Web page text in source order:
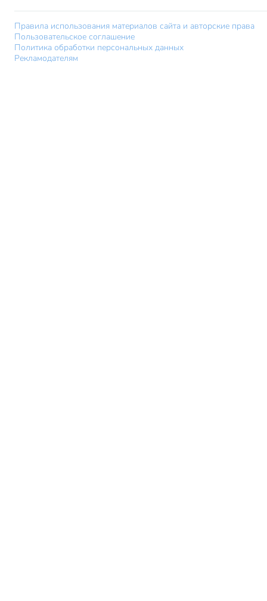
Правила использования материалов сайта и авторские права
Пользовательское соглашение
Политика обработки персональных данных
Рекламодателям